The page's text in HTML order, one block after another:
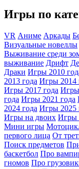
Игры по
VR Аниме Аркады
Визуальные новеллы
Выживание среди
выживание Дрифт
Драки Игры 2010
2013 года Игры 2014
Игры 2017 года Игры
года Игры 2021 года
2024 года Игры 2025
Игры на двоих Игры
Мини игры
первого лица От
Поиск предметов
баскетбол Про
гномов Про